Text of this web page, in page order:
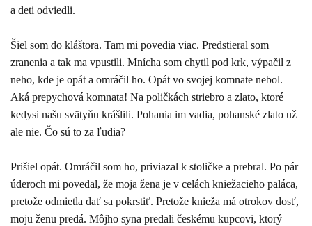
a deti odviedli.
Šiel som do kláštora. Tam mi povedia viac. Predstieral som
zranenia a tak ma vpustili. Mnícha som chytil pod krk, výpačil z
neho, kde je opát a omráčil ho. Opát vo svojej komnate nebol.
Aká prepychová komnata! Na poličkách striebro a zlato, ktoré
kedysi našu svätyňu krášlili. Pohania im vadia, pohanské zlato už
ale nie. Čo sú to za ľudia?
Prišiel opát. Omráčil som ho, priviazal k stoličke a prebral. Po pár
úderoch mi povedal, že moja žena je v celách kniežacieho paláca,
pretože odmietla dať sa pokrstiť. Pretože knieža má otrokov dosť,
moju ženu predá. Môjho syna predali českému kupcovi, ktorý